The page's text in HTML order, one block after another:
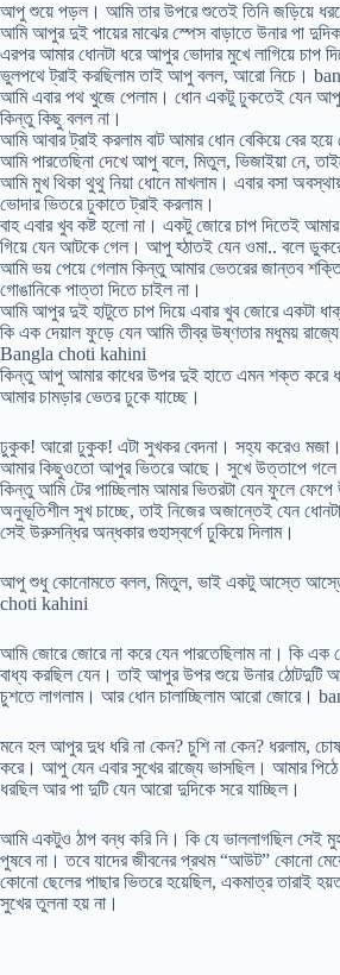
আপু শুয়ে পড়ল। আমি তার উপরে শুতেই তিনি জড়িয়ে
আমি আপুর দুই পায়ের মাঝের স্পেস বাড়াতে উনার পা
এরপর আমার ধোনটা ধরে আপুর ভোদার মুখে লাগিয়ে চাপ
ভুলপথে ট্রাই করছিলাম তাই আপু বলল, আরো নিচে।
আমি এবার পথ খুজে পেলাম। ধোন একটু ঢুকতেই যেন আপু
কিন্তু কিছু বলল না।
আমি আবার ট্রাই করলাম বাট আমার ধোন বেকিয়ে বের হয়ে
আমি পারতেছিনা দেখে আপু বলে, মিতুল, ভিজাইয়া নে,
আমি মুখ থিকা থুথু নিয়া ধোনে মাখলাম। এবার বসা
ভোদার ভিতরে ঢুকাতে ট্রাই করলাম।
বাহ এবার খুব কষ্ট হলো না। একটু জোরে চাপ দিতেই
গিয়ে যেন আটকে গেল। আপু হ্ঠাতই যেন ওমা.. বলে
আমি ভয় পেয়ে গেলাম কিন্তু আমার ভেতরের জান্তব
গোঙানিকে পাত্তা দিতে চাইল না।
আমি আপুর দুই হাটুতে চাপ দিয়ে এবার খুব জোরে একটা
কি এক দেয়াল ফুড়ে যেন আমি তীব্র উষ্ণতার মধুময়
Bangla choti kahini
কিন্তু আপু আমার কাধের উপর দুই হাতে এমন শক্ত করে
আমার চামড়ার ভেতর ঢুকে যাচ্ছে।
ঢুকুক! আরো ঢুকুক! এটা সুখকর বেদনা। সহ্য করেও
আমার কিছুওতো আপুর ভিতরে আছে। সুখে উত্তাপে গলে
কিন্তু আমি টের পাচ্ছিলাম আমার ভিতরটা যেন ফুলে
অনুভূতিশীল সুখ চাচ্ছে, তাই নিজের অজান্তেই যেন
সেই উরুসন্ধির অন্ধকার গুহাস্বর্গে ঢুকিয়ে দিলাম।
আপু শুধু কোনোমতে বলল, মিতুল, ভাই একটু আস্তে
choti kahini
আমি জোরে জোরে না করে যেন পারতেছিলাম না। কি এক
বাধ্য করছিল যেন। তাই আপুর উপর শুয়ে উনার ঠোটদুটি
চুশতে লাগলাম। আর ধোন চালাচ্ছিলাম আরো জোরে।
মনে হল আপুর দুধ ধরি না কেন? চুশি না কেন? ধরলাম,
করে। আপু যেন এবার সুখের রাজ্যে ভাসছিল। আমার
ধরছিল আর পা দুটি যেন আরো দুদিকে সরে যাচ্ছিল।
আমি একটুও ঠাপ বন্ধ করি নি। কি যে ভাললাগছিল সেই
পুষবে না। তবে যাদের জীবনের প্রথম “আউট” কোনো
কোনো ছেলের পাছার ভিতরে হয়েছিল, একমাত্র তারাই
সুখের তুলনা হয় না।